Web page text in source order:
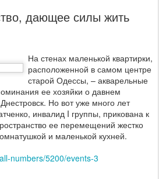
дающее силы жить
На стенах маленькой квартирки,
расположенной в самом центре
старой Одессы, – акварельные
ее хозяйки о давнем
Но вот уже много лет
инвалид I группы, прикована к
ее перемещений жестко
и маленькой кухней.
numbers/5200/events-3